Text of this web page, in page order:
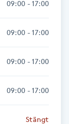
09:00 - 17:00
09:00 - 17:00
09:00 - 17:00
09:00 - 17:00
Stängt